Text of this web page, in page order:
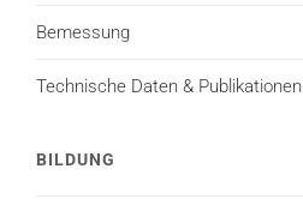
Bemessung
Technische Daten & Publikationen
BILDUNG